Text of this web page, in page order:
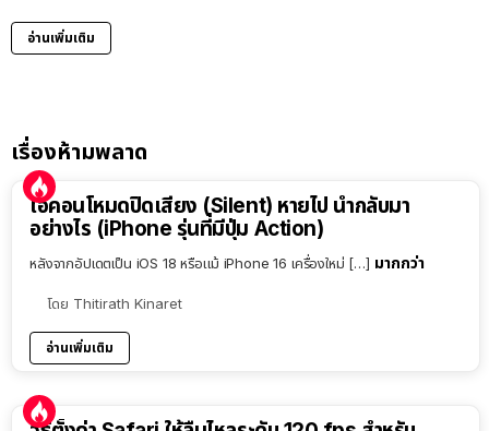
อ่านเพิ่มเติม
เรื่องห้ามพลาด
ไอคอนโหมดปิดเสียง (Silent) หายไป นำกลับมา
อย่างไร (iPhone รุ่นที่มีปุ่ม Action)
หลังจากอัปเดตเป็น iOS 18 หรือแม้ iPhone 16 เครื่องใหม่ […] มากกว่า
โดย Thitirath Kinaret
อ่านเพิ่มเติม